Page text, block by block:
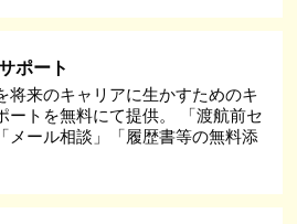
ポート
将来のキャリアに生かすためのキ
ートを無料にて提供。 「渡航前セ
メール相談」「履歴書等の無料添